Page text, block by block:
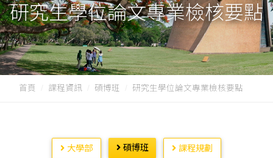
研究生學位論文專業檢核要點
首頁 課程資訊 碩博班 研究生學位論文專業檢核要點
大學部 碩博班 課程規劃